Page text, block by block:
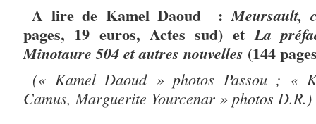
A lire de Kamel Daoud :Meursault,
pages, 19 euros, Actes sud) etLa
Minotaure 504 et autres nouvelles (144
(« Kamel Daoud » photos Passou ; «
Camus, Marguerite Yourcenar » photos D.R.)